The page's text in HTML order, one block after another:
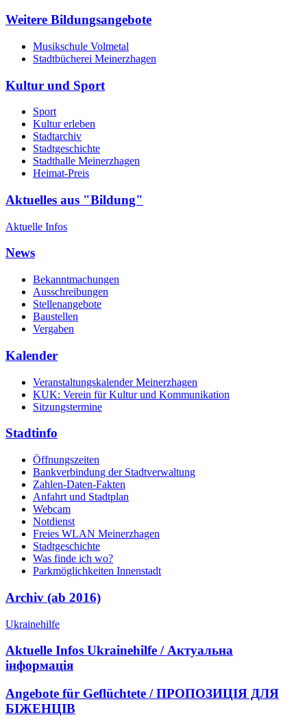
Weitere Bildungsangebote
Musikschule Volmetal
Stadtbücherei Meinerzhagen
Kultur und Sport
Sport
Kultur erleben
Stadtarchiv
Stadtgeschichte
Stadthalle Meinerzhagen
Heimat-Preis
Aktuelles aus "Bildung"
Aktuelle Infos
News
Bekanntmachungen
Ausschreibungen
Stellenangebote
Baustellen
Vergaben
Kalender
Veranstaltungskalender Meinerzhagen
KUK: Verein für Kultur und Kommunikation
Sitzungstermine
Stadtinfo
Öffnungszeiten
Bankverbindung der Stadtverwaltung
Zahlen-Daten-Fakten
Anfahrt und Stadtplan
Webcam
Notdienst
Freies WLAN Meinerzhagen
Stadtgeschichte
Was finde ich wo?
Parkmöglichkeiten Innenstadt
Archiv (ab 2016)
Ukrainehilfe
Aktuelle Infos Ukrainehilfe / Актуальна
інформація
Angebote für Geflüchtete / ПРОПОЗИЦІЯ ДЛЯ
БІЖЕНЦІВ